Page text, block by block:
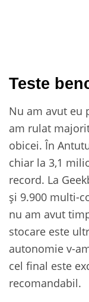
Teste
Nu am avut eu
am rulat
obicei. În
chiar la 3,1
record. La
și 9.900 multi-
nu am avut
stocare este
autonomie v-
cel final este
recomandabil.